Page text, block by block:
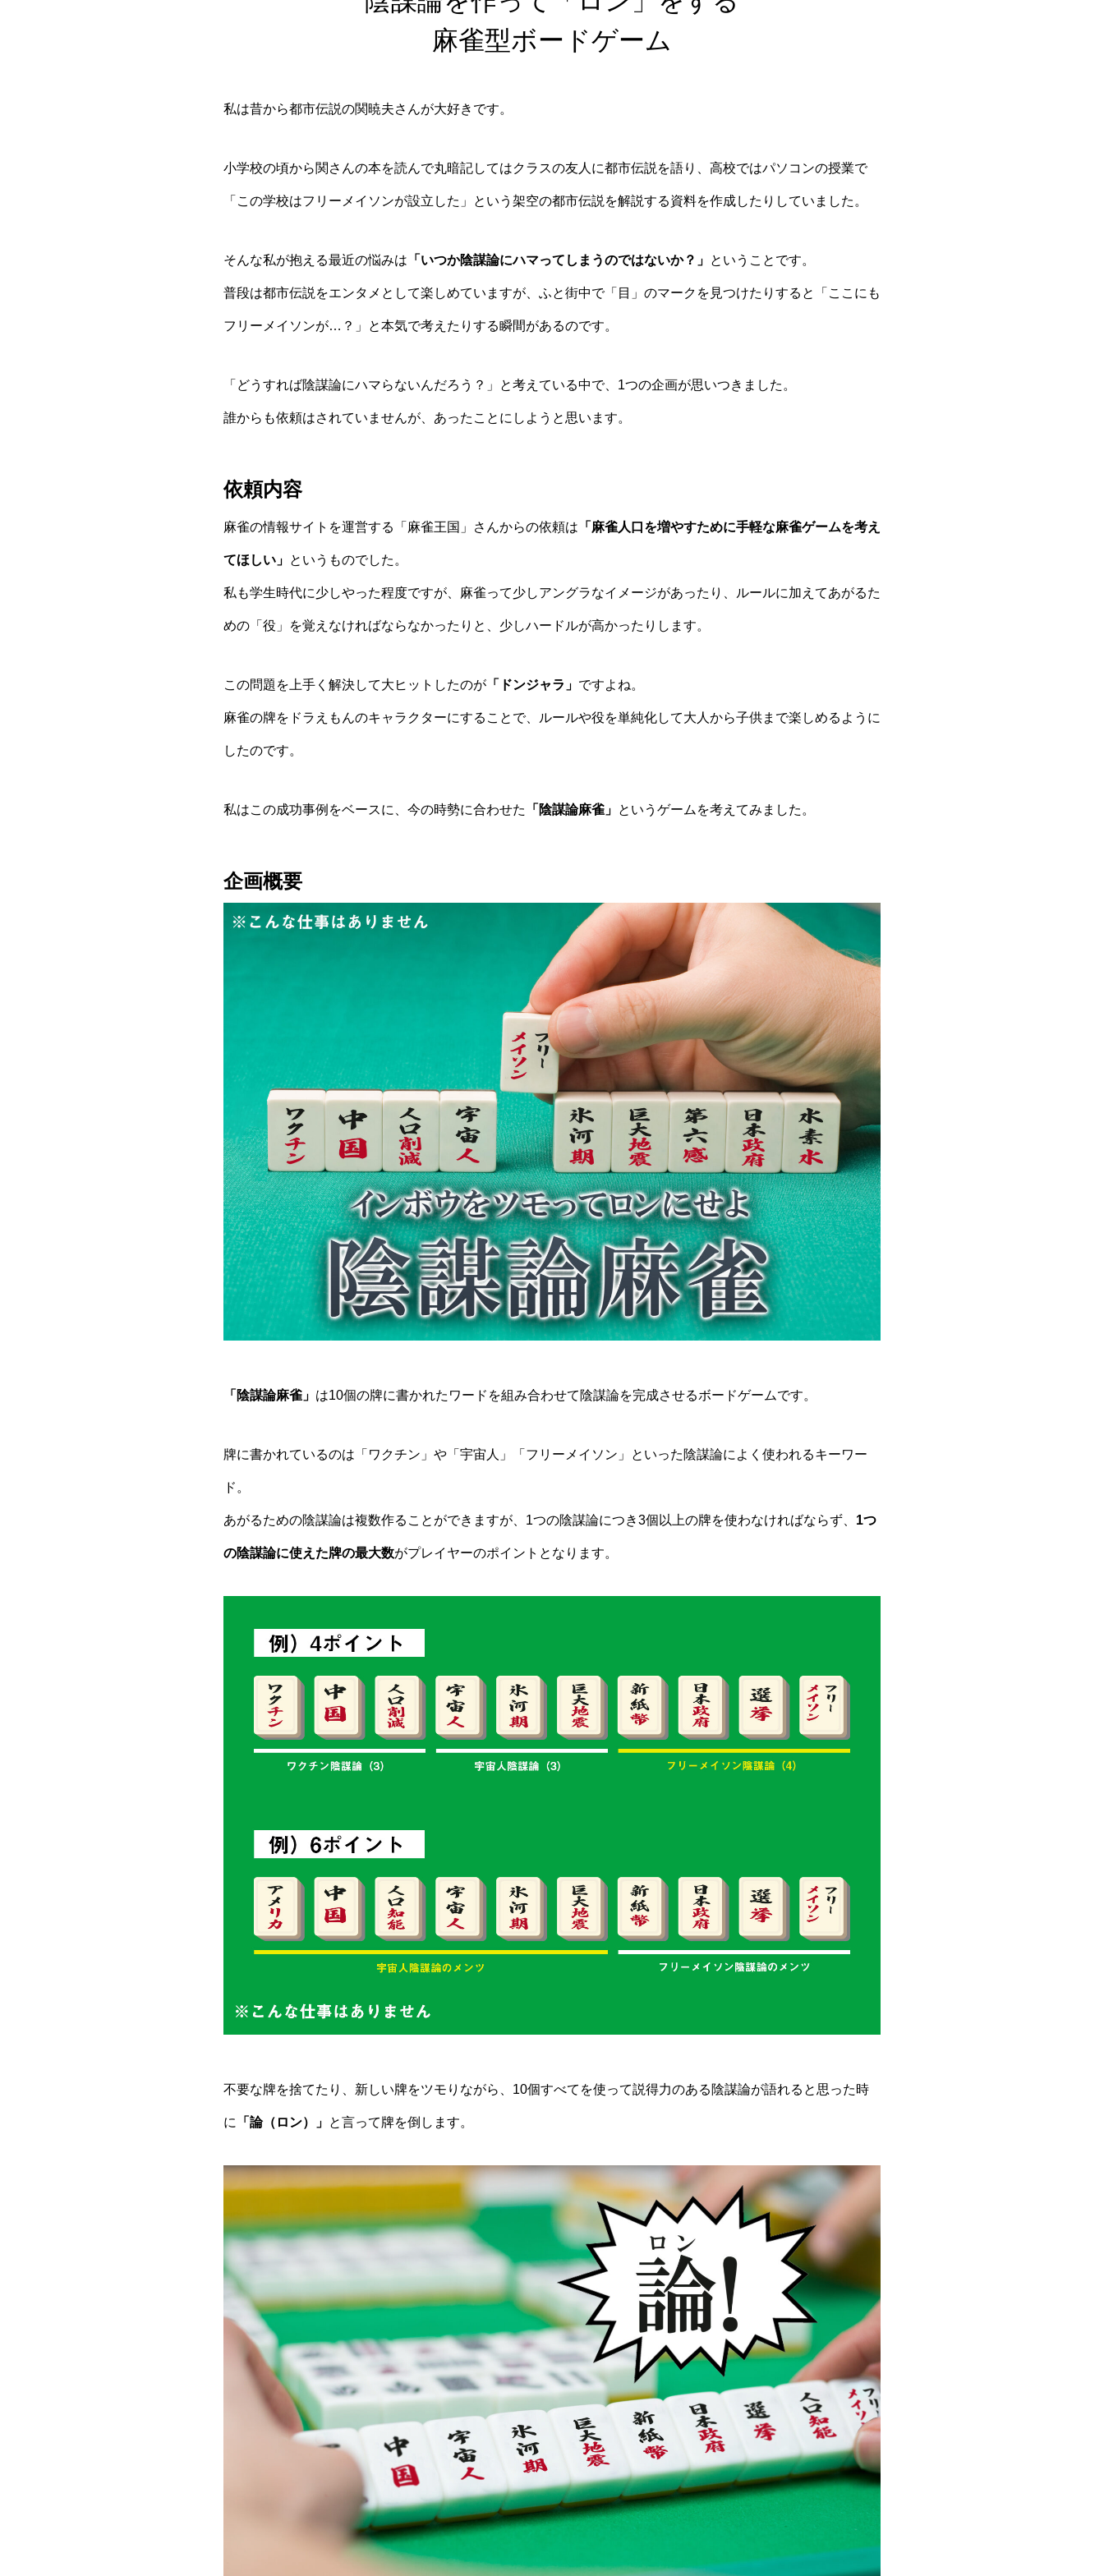
麻雀型ボードゲーム
私は昔から都市伝説の関暁夫さんが大好きです。
小学校の頃から関さんの本を読んで丸暗記してはクラスの友人に都市伝説を語り、高校ではパソコンの授業で
「この学校はフリーメイソンが設立した」という架空の都市伝説を解説する資料を作成したりしていました。
そんな私が抱える最近の悩みは 「いつか陰謀論にハマってしまうのではないか？」 ということです。
普段は都市伝説をエンタメとして楽しめていますが、ふと街中で「目」のマークを見つけたりすると「ここにも
フリーメイソンが…？」と本気で考えたりする瞬間があるのです。
「どうすれば陰謀論にハマらないんだろう？」と考えている中で、1つの企画が思いつきました。
誰からも依頼はされていませんが、あったことにしようと思います。
依頼内容
麻雀の情報サイトを運営する「麻雀王国」さんからの依頼は 「麻雀人口を増やすために手軽な麻雀ゲームを考え
てほしい」 というものでした。
私も学生時代に少しやった程度ですが、麻雀って少しアングラなイメージがあったり、ルールに加えてあがるた
めの「役」を覚えなければならなかったりと、少しハードルが高かったりします。
この問題を上手く解決して大ヒットしたのが 「ドンジャラ」 ですよね。
麻雀の牌をドラえもんのキャラクターにすることで、ルールや役を単純化して大人から子供まで楽しめるように
したのです。
私はこの成功事例をベースに、今の時勢に合わせた 「陰謀論麻雀」 というゲームを考えてみました。
企画概要
「陰謀論麻雀」 は10個の牌に書かれたワードを組み合わせて陰謀論を完成させるボードゲームです。
牌に書かれているのは「ワクチン」や「宇宙人」「フリーメイソン」といった陰謀論によく使われるキーワー
ド。
あがるための陰謀論は複数作ることができますが、1つの陰謀論につき3個以上の牌を使わなければならず、 1つ
の陰謀論に使えた牌の最大数がプレイヤーのポイントとなります。
不要な牌を捨てたり、新しい牌をツモりながら、10個すべてを使って説得力のある陰謀論が語れると思った時
に 「論（ロン）」 と言って牌を倒します。